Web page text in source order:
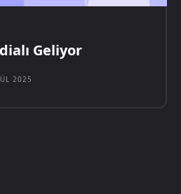
Geliyor
2025